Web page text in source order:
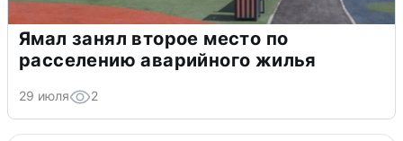
Ямал занял второе место по
расселению аварийного жилья
29 июля 2